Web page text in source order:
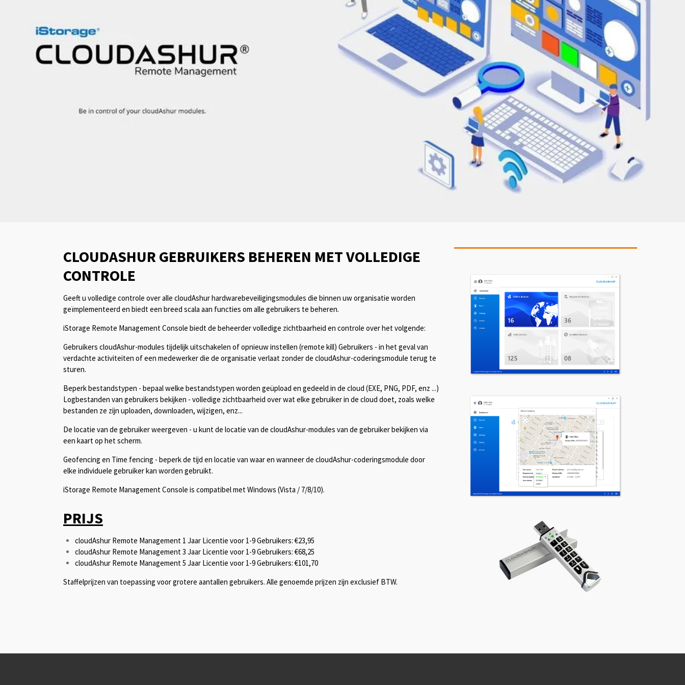
CLOUDASHUR GEBRUIKERS BEHEREN MET VOLLEDIGE
CONTROLE
Geeft u volledige controle over alle cloudAshur hardwarebeveiligingsmodules die binnen uw organisatie worden
geïmplementeerd en biedt een breed scala aan functies om alle gebruikers te beheren.
iStorage Remote Management Console biedt de beheerder volledige zichtbaarheid en controle over het volgende:
Gebruikers cloudAshur-modules tijdelijk uitschakelen of opnieuw instellen (remote kill) Gebruikers - in het geval van
verdachte activiteiten of een medewerker die de organisatie verlaat zonder de cloudAshur-coderingsmodule terug te
sturen.
Beperk bestandstypen - bepaal welke bestandstypen worden geüpload en gedeeld in de cloud (EXE, PNG, PDF, enz ...)
Logbestanden van gebruikers bekijken - volledige zichtbaarheid over wat elke gebruiker in de cloud doet, zoals welke
bestanden ze zijn uploaden, downloaden, wijzigen, enz...
De locatie van de gebruiker weergeven - u kunt de locatie van de cloudAshur-modules van de gebruiker bekijken via
een kaart op het scherm.
Geofencing en Time fencing - beperk de tijd en locatie van waar en wanneer de cloudAshur-coderingsmodule door
elke individuele gebruiker kan worden gebruikt.
iStorage Remote Management Console is compatibel met Windows (Vista / 7/8/10).
PRIJS
cloudAshur Remote Management 1 Jaar Licentie voor 1-9 Gebruikers: €23,95
cloudAshur Remote Management 3 Jaar Licentie voor 1-9 Gebruikers: €68,25
cloudAshur Remote Management 5 Jaar Licentie voor 1-9 Gebruikers: €101,70
Staffelprijzen van toepassing voor grotere aantallen gebruikers. Alle genoemde prijzen zijn exclusief BTW.